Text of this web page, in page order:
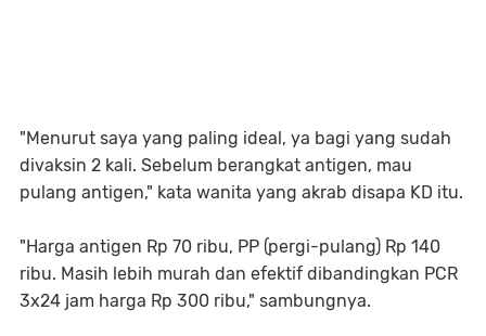
"Menurut saya yang paling ideal, ya bagi yang sudah
divaksin 2 kali. Sebelum berangkat antigen, mau
pulang antigen," kata wanita yang akrab disapa KD itu.
"Harga antigen Rp 70 ribu, PP (pergi-pulang) Rp 140
ribu. Masih lebih murah dan efektif dibandingkan PCR
3x24 jam harga Rp 300 ribu," sambungnya.